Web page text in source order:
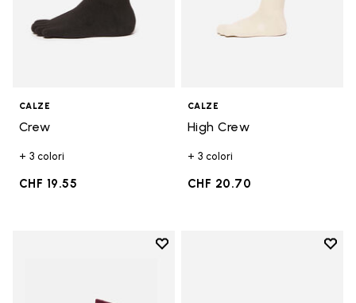
CALZE
Crew
+ 3 colori
CHF 19.55
CALZE
High Crew
+ 3 colori
CHF 20.70
Add to wishlist
Add